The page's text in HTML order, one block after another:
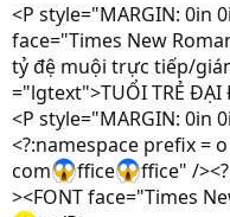
t
ạ
o
<P style="MARGIN: 0in
face="Times New
tỷ đệ muội trực tiếp/
="lgtext">TUỔI TRẺ ĐẠI
<P style="MARGIN: 0in
<?:namespace prefix =
com
ffice
ffice" /
><FONT face="Times